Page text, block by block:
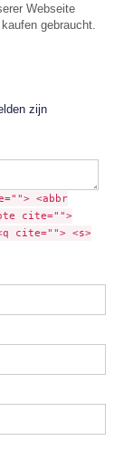
Webseite
gebraucht.
zijn
<abbr
cite="">
cite=""> <s>